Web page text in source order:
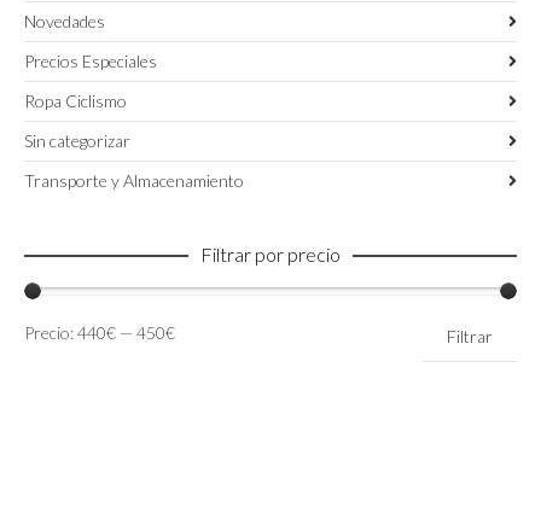
Novedades
Precios Especiales
Ropa Ciclismo
Sin categorizar
Transporte y Almacenamiento
Filtrar por precio
Precio
Precio
Filtrar
Precio:440€ — 450€